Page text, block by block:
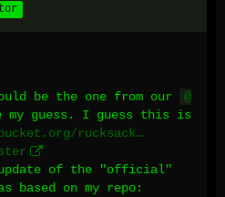
be the one from our
my guess. I guess this is
rucksack…
of the "official"
based on my repo: